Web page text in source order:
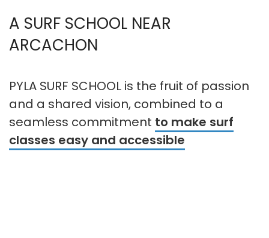
A SURF SCHOOL NEAR
ARCACHON
PYLA SURF SCHOOL is the fruit of passion
and a shared vision, combined to a
seamless commitment to make surf
classes easy and accessible